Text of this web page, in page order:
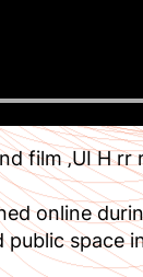
film ‚UI H
online
public space